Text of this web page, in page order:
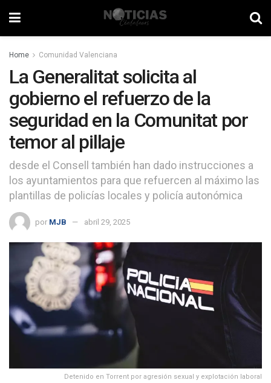
Home Comunidad Valenciana
La Generalitat solicita al
gobierno el refuerzo de la
seguridad en la Comunitat por
temor al pillaje
desde el Consell también han dado instrucciones a
los ayuntamientos para que refuercen al máximo las
plantillas de policías locales y policía autonómica
por MJB abril 29, 2025
Detenido en Torrent por agresión sexual y explotación laboral